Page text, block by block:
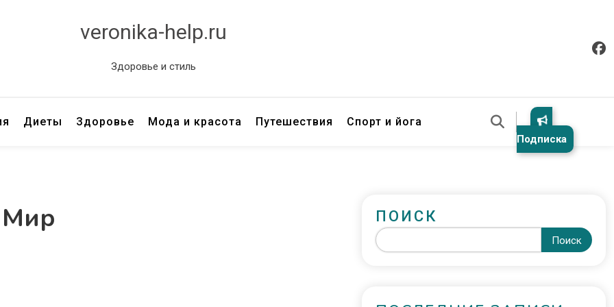
veronika-help.ru
Здоровье и стиль
Диеты Здоровье Мода и красота Путешествия Спорт и йога
Подписка
ПОИСК
Поиск